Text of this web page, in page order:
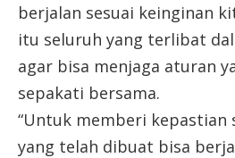
berjalan sesuai keinginan
itu seluruh yang terlibat
agar bisa menjaga aturan
sepakati bersama.
“Untuk memberi kepastian
yang telah dibuat bisa